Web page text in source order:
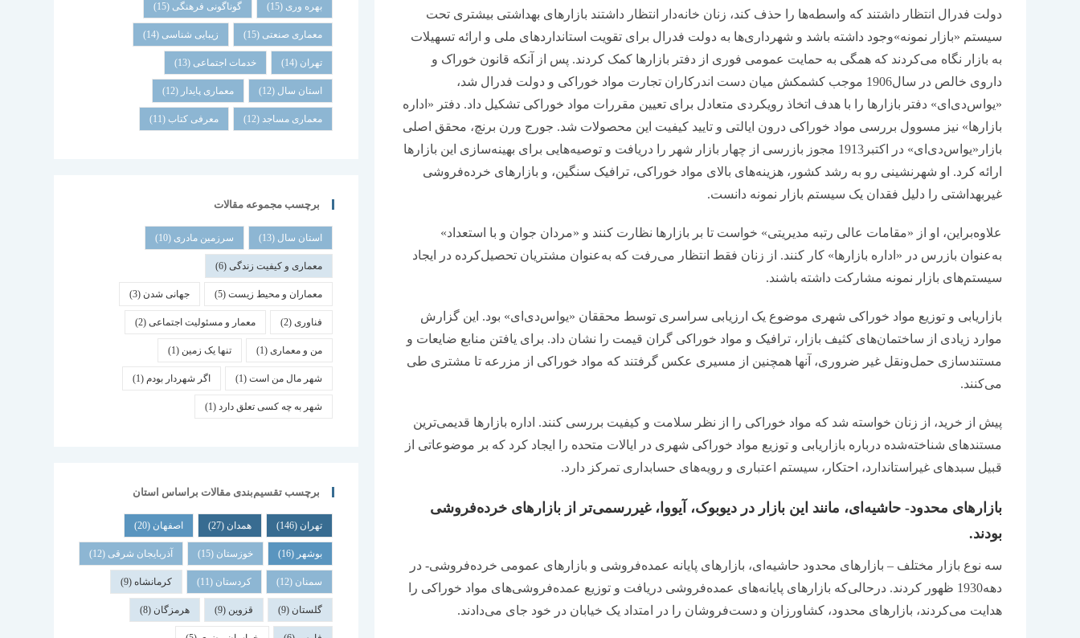
دولت فدرال انتظار داشتند که واسطه‌ها را حذف کند، زنان خانه‌دار انتظار داشتند بازارهای بهداشتی بیشتری تحت
سیستم «بازار نمونه»وجود داشته باشد و شهرداری‌ها به دولت فدرال برای تقویت استانداردهای ملی و ارائه تسهیلات
به بازار نگاه می‌کردند که همگی به حمایت عمومی فوری از دفتر بازارها کمک کردند. پس از آنکه قانون خوراک و
داروی خالص در سال1906 موجب کشمکش میان دست اندرکاران تجارت مواد خوراکی و دولت فدرال شد،
«یواس‌دی‌ای» دفتر بازارها را با هدف اتخاذ رویکردی متعادل برای تعیین مقررات مواد خوراکی تشکیل داد. دفتر «اداره
بازارها» نیز مسوول بررسی مواد خوراکی درون ایالتی و تایید کیفیت این محصولات شد. جورج ورن برنچ، محقق اصلی
بازار«یواس‌دی‌ای» در اکتبر1913 مجوز بازرسی از چهار بازار شهر را دریافت و توصیه‌هایی برای بهینه‌سازی این بازارها
ارائه کرد. او شهرنشینی رو به رشد کشور، هزینه‌های بالای مواد خوراکی، ترافیک سنگین، و بازارهای خرده‌فروشی
غیربهداشتی را دلیل فقدان یک سیستم بازار نمونه دانست.
علاوه‌براین، او از «مقامات عالی رتبه مدیریتی» خواست تا بر بازارها نظارت کنند و «مردان جوان و با استعداد»
به‌عنوان بازرس در «اداره بازارها» کار کنند. از زنان فقط انتظار می‌رفت که به‌عنوان مشتریان تحصیل‌کرده در ایجاد
سیستم‌های بازار نمونه مشارکت داشته باشند.
بازاریابی و توزیع مواد خوراکی شهری موضوع یک ارزیابی سراسری توسط محققان «یواس‌دی‌ای» بود. این گزارش
موارد زیادی از ساختمان‌های کثیف بازار، ترافیک و مواد خوراکی گران قیمت را نشان داد. برای یافتن منابع ضایعات و
مستندسازی حمل‌ونقل غیر ضروری، آنها همچنین از مسیری عکس گرفتند که مواد خوراکی از مزرعه تا مشتری طی
می‌کنند.
پیش از خرید، از زنان خواسته شد که مواد خوراکی را از نظر سلامت و کیفیت بررسی کنند. اداره بازارها قدیمی‌ترین
مستندهای شناخته‌شده درباره بازاریابی و توزیع مواد خوراکی شهری در ایالات متحده را ایجاد کرد که بر موضوعاتی از
قبیل سبدهای غیراستاندارد، احتکار، سیستم اعتباری و رویه‌های حسابداری تمرکز دارد.
بازارهای محدود- حاشیه‌ای، مانند این بازار در دیوبوک، آیووا، غیررسمی‌تر از بازارهای خرده‌فروشی
بودند.
سه نوع بازار مختلف – بازارهای محدود حاشیه‌ای، بازارهای پایانه عمده‌فروشی و بازارهای عمومی خرده‌فروشی- در
دهه1930 ظهور کردند. درحالی‌که بازارهای پایانه‌های عمده‌فروشی دریافت و توزیع عمده‌فروشی‌های مواد خوراکی را
هدایت می‌کردند، بازارهای محدود، کشاورزان و دست‌فروشان را در امتداد یک خیابان در خود جای می‌دادند.
بهره وری (15) گوناگونی فرهنگی (15)
معماری صنعتی (15) زیبایی شناسی (14)
تهران (14) خدمات اجتماعی (13)
استان سال (12) معماری پایدار (12)
معماری مساجد(12) معرفی کتاب (11)
برچسب مجموعه مقالات
استان سال (13) سرزمین مادری (10)
معماری و کیفیت زندگی(6)
معماران و محیط زیست(5) جهانی شدن (3)
فناوری(2) معمار و مسئولیت اجتماعی(2)
من و معماری(1) تنها یک زمین (1)
شهر مال من است(1) اگر شهردار بودم (1)
شهر به چه کسی تعلق دارد(1)
برچسب تقسیم‌بندی مقالات براساس استان
تهران (146) همدان (27) اصفهان (20)
بوشهر (16) خوزستان (15) آذربایجان شرقی (12)
سمنان (12) کردستان (11) کرمانشاه(9)
گلستان (9) قزوین (9) هرمزگان (8)